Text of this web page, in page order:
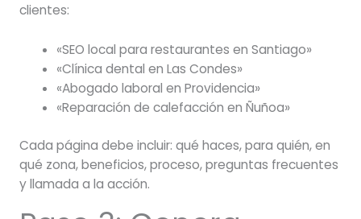
clientes:
«SEO local para restaurantes en Santiago»
«Clínica dental en Las Condes»
«Abogado laboral en Providencia»
«Reparación de calefacción en Ñuñoa»
Cada página debe incluir: qué haces, para quién, en
qué zona, beneficios, proceso, preguntas frecuentes
y llamada a la acción.